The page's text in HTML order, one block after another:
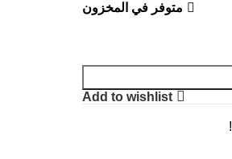
متوفر في المخزون
Add to wishlist